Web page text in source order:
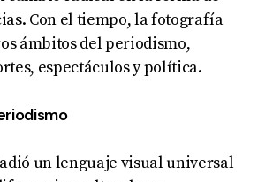
Con el tiempo, la fotografía
ámbitos del periodismo,
espectáculos y política.
un lenguaje visual universal